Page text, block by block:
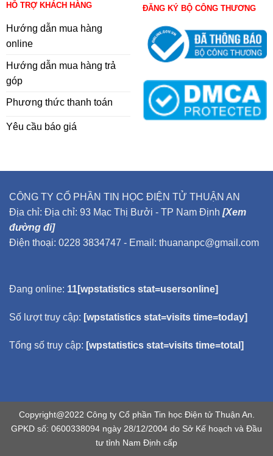
HỖ TRỢ KHÁCH HÀNG
Hướng dẫn mua hàng
online
Hướng dẫn mua hàng trả
góp
Phương thức thanh toán
Yêu cầu báo giá
ĐĂNG KÝ BỘ CÔNG THƯƠNG
CÔNG TY CỔ PHẦN TIN HỌC ĐIỆN TỬ THUẬN AN
Địa chỉ: Địa chỉ: 93 Mạc Thị Bưởi - TP Nam Định [Xem
đường đi]
Điện thoại: 0228 3834747 - Email: thuananpc@gmail.com
Đang online: 11[wpstatistics stat=usersonline]
Số lượt truy cập: [wpstatistics stat=visits time=today]
Tổng số truy cập: [wpstatistics stat=visits time=total]
Copyright@2022 Công ty Cổ phần Tin học Điện tử Thuận An.
GPKD số: 0600338094 ngày 28/12/2004 do Sở Kế hoạch và Đầu
tư tỉnh Nam Định cấp